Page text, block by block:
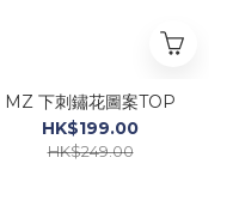
MZ 下刺鏽花圖案TOP
HK$199.00
HK$249.00